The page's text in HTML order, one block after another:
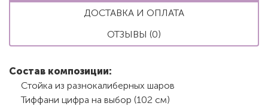
ДОСТАВКА И ОПЛАТА
ОТЗЫВЫ (0)
Состав композиции:
Стойка из разнокалиберных шаров
Тиффани цифра на выбор (102 см)